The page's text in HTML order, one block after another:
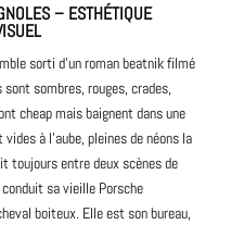
– ESTHÉTIQUE
sorti d’un roman beatnik filmé
sombres, rouges, crades,
cheap mais baignent dans une
à l’aube, pleines de néons la
toujours entre deux scènes de
sa vieille Porsche
boiteux. Elle est son bureau,